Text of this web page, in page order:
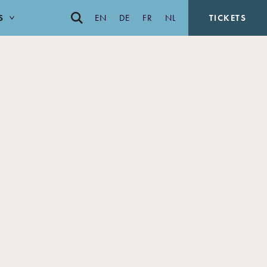
EN DE FR NL TICKETS